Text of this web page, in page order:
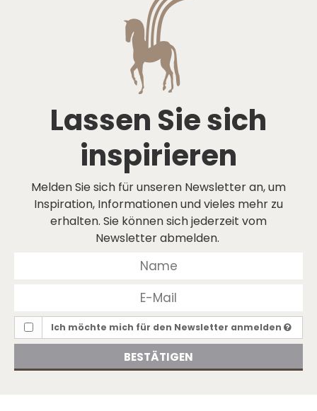
Lassen Sie sich
inspirieren
Melden Sie sich für unseren Newsletter an, um
Inspiration, Informationen und vieles mehr zu
erhalten. Sie können sich jederzeit vom
Newsletter abmelden.
Ich möchte mich für den Newsletter anmelden
BESTÄTIGEN